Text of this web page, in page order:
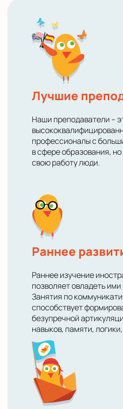
Лучшие
Наши преподаватели –
профессионалы с
в сфере образования,
свою работу люди.
Раннее
Раннее изучение
позволяет овладеть
Занятия по
способствует
безупречной
навыков, памяти,